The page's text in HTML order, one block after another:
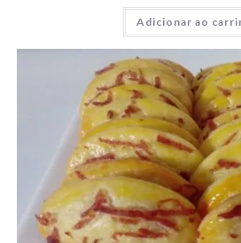
Adicionar ao